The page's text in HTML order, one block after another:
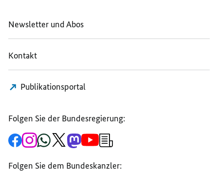
Newsletter und Abos
Kontakt
Publikationsportal
Folgen Sie der Bundesregierung:
Zur
Facebook-
Bundesregierung
Zum
Instagram-
der
Bundesregierung
Zum
WhatsApp-
der
Bundesregierung
Zum
X-
Regierungssprechers
Zum
Mastodon-
der
Bundesregierung
Zum
YouTube-
Bundesregierung
Anmeldung
Folgen Sie dem Bundeskanzler: